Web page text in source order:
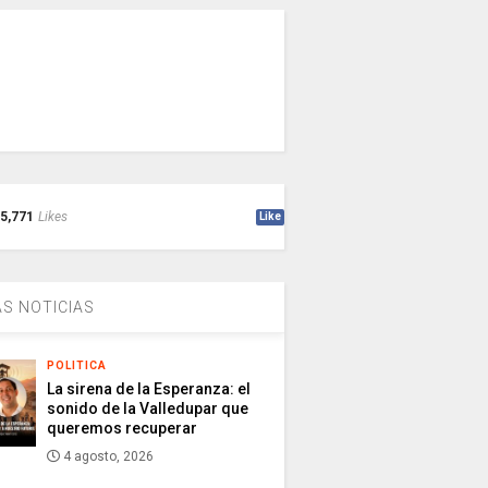
5,771 Likes Like
NOTICIAS
POLITICA
La sirena de la Esperanza: el
sonido de la Valledupar que
queremos recuperar
4 agosto, 2026